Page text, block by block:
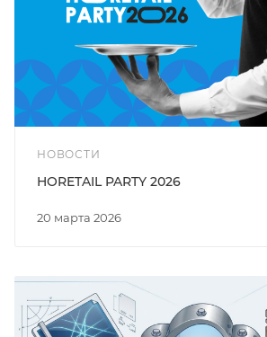
НОВОСТИ
20 марта 2026
HORETAIL PARTY 2026